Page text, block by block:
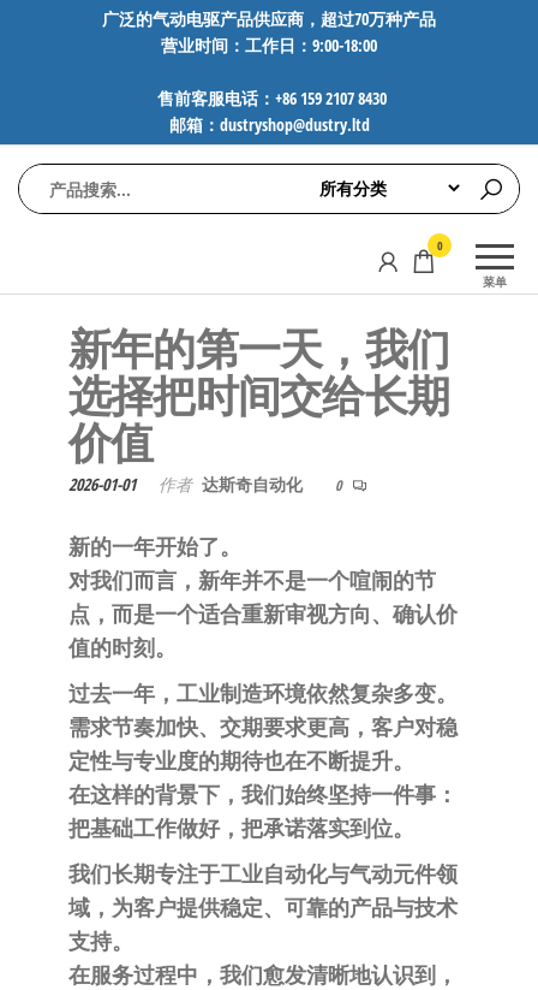
广泛的气动电驱产品供应商，超过70万种产品
营业时间：工作日：9:00-18:00
售前客服电话：+86 159 2107 8430
邮箱：dustryshop@dustry.ltd
动
FESTO、
NORGREN、
AVENTICS等
品牌气动
元件，超
过88万种
工业自动
化零部
保障，全
国快速发
菜单
0
新年的第一天，我们
选择把时间交给长期
价值
2026-01-01 作者 达斯奇自动化 0
新的一年开始了。
对我们而言，新年并不是一个喧闹的节
点，而是一个适合重新审视方向、确认价
值的时刻。
过去一年，工业制造环境依然复杂多变。
需求节奏加快、交期要求更高，客户对稳
定性与专业度的期待也在不断提升。
在这样的背景下，我们始终坚持一件事：
把基础工作做好，把承诺落实到位。
我们长期专注于工业自动化与气动元件领
域，为客户提供稳定、可靠的产品与技术
支持。
在服务过程中，我们愈发清晰地认识到，